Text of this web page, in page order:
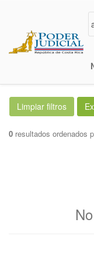
0 resultados ordenados